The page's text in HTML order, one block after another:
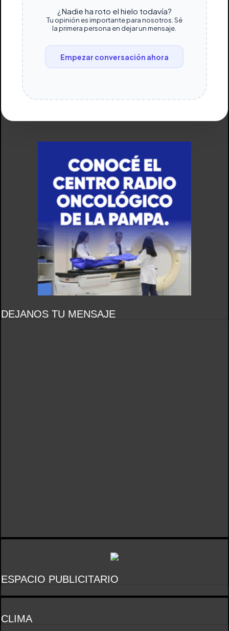
¿Nadie ha roto el hielo todavía?
Tu opinión es importante para nosotros. Sé
la primera persona en dejar un mensaje.
Empezar conversación ahora
DEJANOS TU MENSAJE
ESPACIO PUBLICITARIO
CLIMA